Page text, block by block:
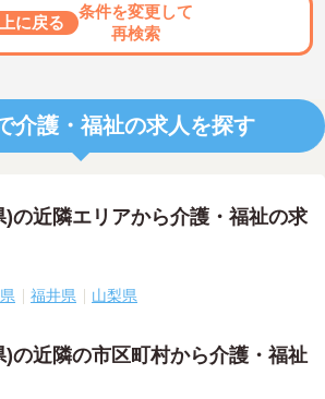
に戻る
条件を変更して
再検索
介護・福祉の求人を探す
の近隣エリアから介護・福祉の求
福井県 山梨県
の近隣の市区町村から介護・福祉